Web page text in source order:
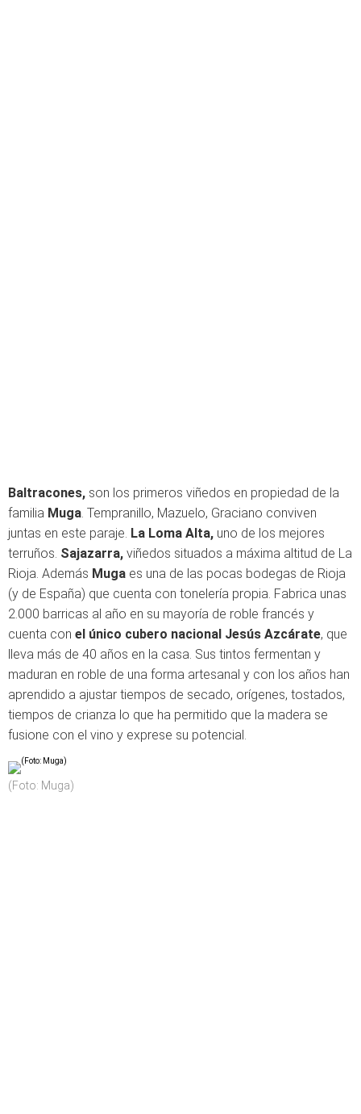
Baltracones, son los primeros viñedos en propiedad de la
familia Muga. Tempranillo, Mazuelo, Graciano conviven
juntas en este paraje. La Loma Alta, uno de los mejores
terruños. Sajazarra, viñedos situados a máxima altitud de La
Rioja. Además Muga es una de las pocas bodegas de Rioja
(y de España) que cuenta con tonelería propia. Fabrica unas
2.000 barricas al año en su mayoría de roble francés y
cuenta con el único cubero nacional Jesús Azcárate, que
lleva más de 40 años en la casa. Sus tintos fermentan y
maduran en roble de una forma artesanal y con los años han
aprendido a ajustar tiempos de secado, orígenes, tostados,
tiempos de crianza lo que ha permitido que la madera se
fusione con el vino y exprese su potencial.
(Foto: Muga)